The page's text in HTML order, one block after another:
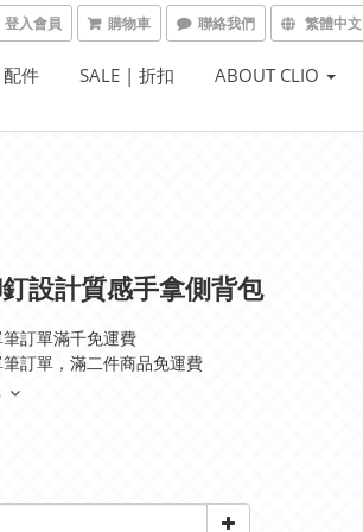
登入會員 購物車 聯絡我們 繁體中文
件 SALE | 折扣 ABOUT CLIO
設計質感手拿側背包
訂單滿千免運費
訂單，滿二件商品免運費